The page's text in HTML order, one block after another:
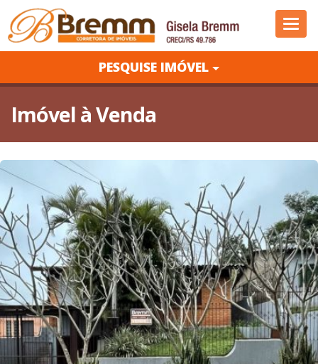
PESQUISE IMÓVEL
Imóvel à Venda